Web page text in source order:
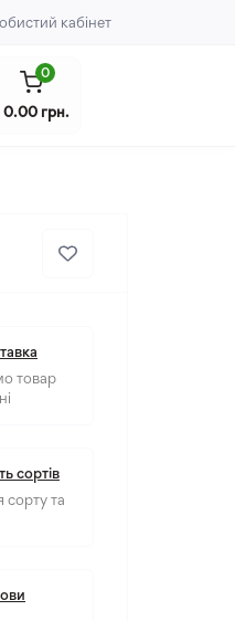
кабінет
0
0.00 грн.
товар
сортів
сорту та